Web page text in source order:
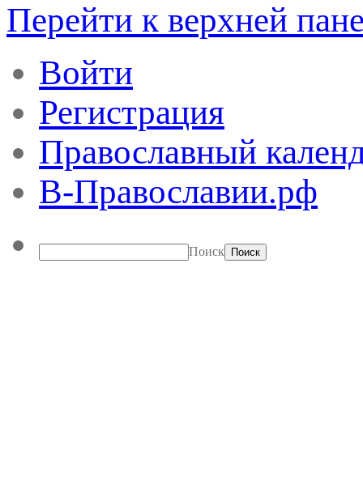
Перейти к верхней
Войти
Регистрация
Православный
В-Православии.рф
Поиск